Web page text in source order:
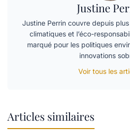
Justine
Justine Perrin couvre depuis
climatiques et l’éco-
marqué pour les politiques
innovations
Voir tous les
Articles similaires